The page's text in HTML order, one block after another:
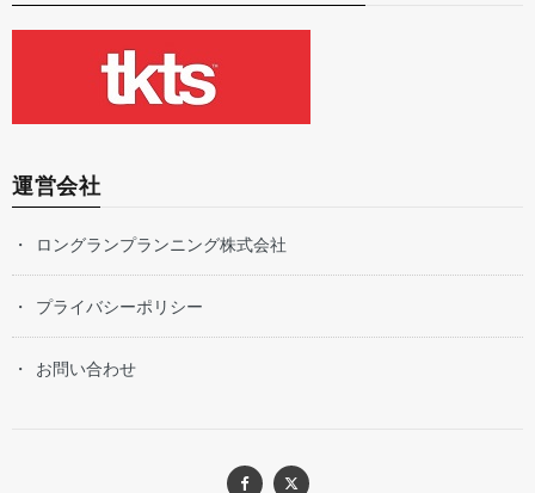
運営会社
ロングランプランニング株式会社
プライバシーポリシー
お問い合わせ